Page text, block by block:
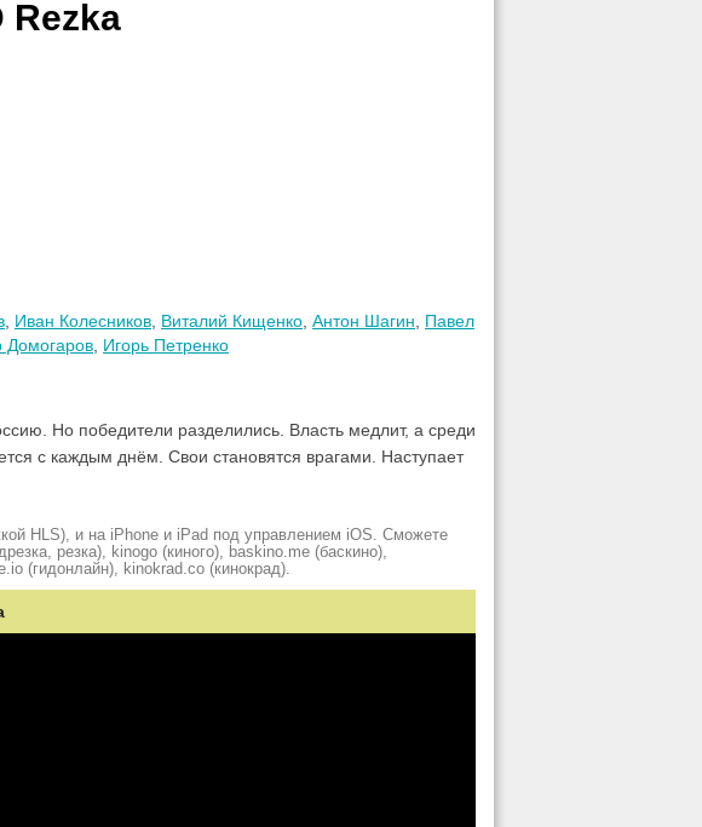
Rezka
Иван Колесников Виталий Кищенко Антон Шагин
Павел
Домогаров Игорь Петренко
Но победители разделились. Власть медлит, а cреди
с каждым днём. Свои становятся врагами. Наступает
HLS), и на iPhone и iPad под управлением iOS. Сможете
резка), kinogo (киного), baskino.me (баскино),
(гидонлайн), kinokrad.сo (кинокрад).